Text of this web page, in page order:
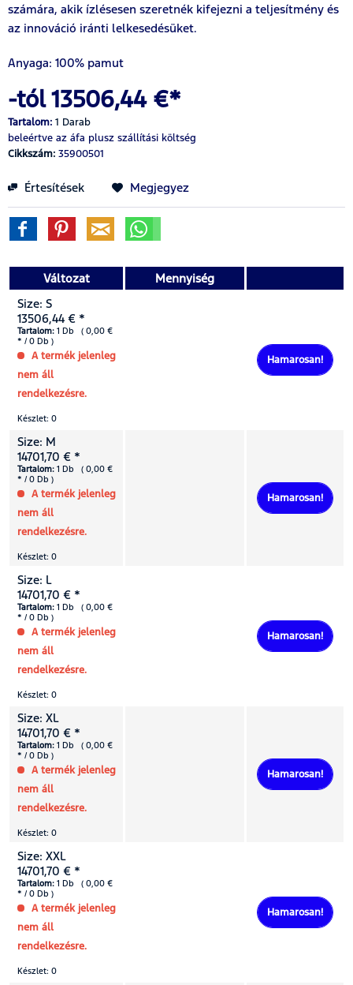
számára, akik ízlésesen szeretnék kifejezni a teljesítmény és
az innováció iránti lelkesedésüket.
Anyaga: 100% pamut
-tól 13506,44 €*
Tartalom: 1 Darab
beleértve az áfa plusz szállítási költség
Cikkszám: 35900501
Értesítések Megjegyez
Változat
Mennyiség
Size: S
13506,44 € *
Tartalom: 1 Db ( 0,00 €
* / 0 Db )
A termék jelenleg
nem áll
rendelkezésre.
Készlet: 0
Hamarosan!
Size: M
14701,70 € *
Tartalom: 1 Db ( 0,00 €
* / 0 Db )
A termék jelenleg
nem áll
rendelkezésre.
Készlet: 0
Hamarosan!
Size: L
14701,70 € *
Tartalom: 1 Db ( 0,00 €
* / 0 Db )
A termék jelenleg
nem áll
rendelkezésre.
Készlet: 0
Hamarosan!
Size: XL
14701,70 € *
Tartalom: 1 Db ( 0,00 €
* / 0 Db )
A termék jelenleg
nem áll
rendelkezésre.
Készlet: 0
Hamarosan!
Size: XXL
14701,70 € *
Tartalom: 1 Db ( 0,00 €
* / 0 Db )
A termék jelenleg
nem áll
rendelkezésre.
Készlet: 0
Hamarosan!